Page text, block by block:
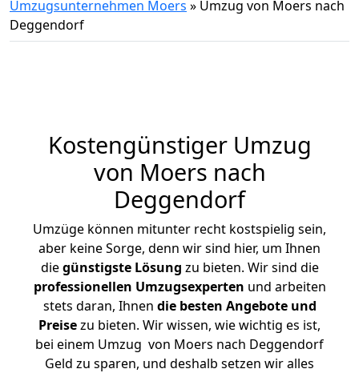
Umzugsunternehmen Moers » Umzug von Moers nach
Deggendorf
Kostengünstiger Umzug
von Moers nach
Deggendorf
Umzüge können mitunter recht kostspielig sein,
aber keine Sorge, denn wir sind hier, um Ihnen
diegünstigste Lösung zu bieten. Wir sind die
professionellen Umzugsexperten und arbeiten
stets daran, Ihnen die besten Angebote und
Preisezu bieten. Wir wissen, wie wichtig es ist,
bei einem Umzug von Moers nach Deggendorf
Geld zu sparen, und deshalb setzen wir alles